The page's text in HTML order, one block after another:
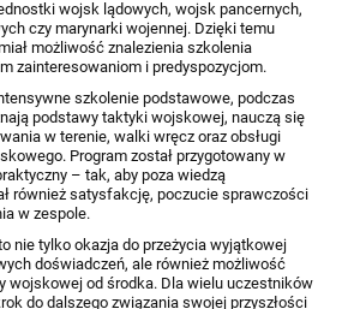
wojsk lądowych, wojsk pancernych,
czy marynarki wojennej. Dzięki temu
możliwość znalezienia szkolenia
zainteresowaniom i predyspozycjom.
szkolenie podstawowe, podczas
podstawy taktyki wojskowej, nauczą się
w terenie, walki wręcz oraz obsługi
Program został przygotowany w
– tak, aby poza wiedzą
również satysfakcję, poczucie sprawczości
w zespole.
nie tylko okazja do przeżycia wyjątkowej
doświadczeń, ale również możliwość
wojskowej od środka. Dla wielu uczestników
do dalszego związania swojej przyszłości